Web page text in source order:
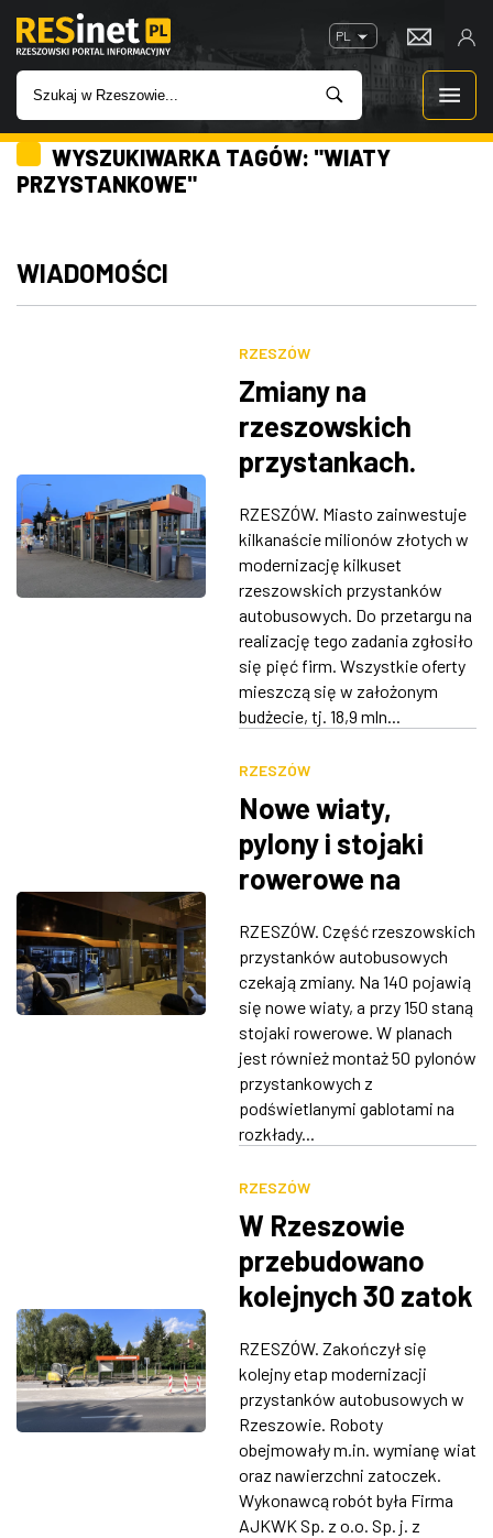
PL
WIADOMOŚCI
IMPREZY
ZDJĘCIA
W RZESZOWIE
WYSZUKIWARKA TAGÓW: "WIATY
PRZYSTANKOWE"
WIADOMOŚCI
RZESZÓW
Zmiany na
rzeszowskich
przystankach.
stojaki rowerowe i
pylony na rozkłady
RZESZÓW. Miasto zainwestuje
kilkanaście milionów złotych w
modernizację kilkuset
rzeszowskich przystanków
autobusowych. Do przetargu na
realizację tego zadania zgłosiło
się pięć firm. Wszystkie oferty
mieszczą się w założonym
budżecie, tj. 18,9 mln...
RZESZÓW
Nowe wiaty,
pylony i stojaki
rowerowe na
przystankach
RZESZÓW. Część rzeszowskich
przystanków autobusowych
czekają zmiany. Na 140 pojawią
się nowe wiaty, a przy 150 staną
stojaki rowerowe. W planach
jest również montaż 50 pylonów
przystankowych z
podświetlanymi gablotami na
rozkłady...
RZESZÓW
W Rzeszowie
przebudowano
kolejnych 30 zatok
RZESZÓW. Zakończył się
kolejny etap modernizacji
przystanków autobusowych w
Rzeszowie. Roboty
obejmowały m.in. wymianę wiat
oraz nawierzchni zatoczek.
Wykonawcą robót była Firma
AJKWK Sp. z o.o. Sp. j. z